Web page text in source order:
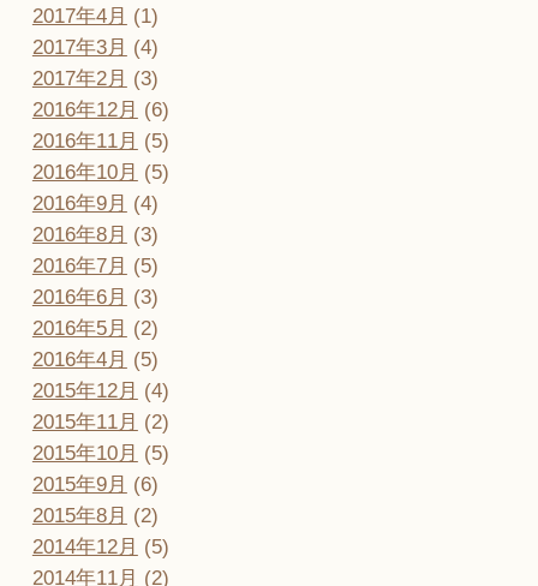
2017年4月 (1)
2017年3月 (4)
2017年2月 (3)
2016年12月 (6)
2016年11月 (5)
2016年10月 (5)
2016年9月 (4)
2016年8月 (3)
2016年7月 (5)
2016年6月 (3)
2016年5月 (2)
2016年4月 (5)
2015年12月 (4)
2015年11月 (2)
2015年10月 (5)
2015年9月 (6)
2015年8月 (2)
2014年12月 (5)
2014年11月 (2)